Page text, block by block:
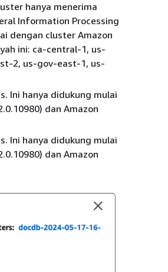
hanya menerima
Information Processing
dengan cluster Amazon
ini: ca-central-1, us-
2, us-gov-east-1, us-
Ini hanya didukung mulai
dan Amazon
Ini hanya didukung mulai
dan Amazon